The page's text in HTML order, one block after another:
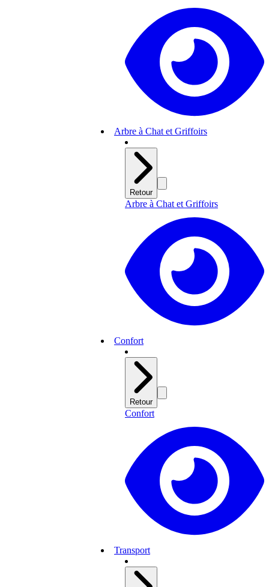
Arbre à Chat et Griffoirs
Retour
Arbre à Chat et Griffoirs
Confort
Retour
Confort
Transport